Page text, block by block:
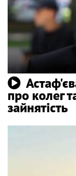
про колег
зайнятість